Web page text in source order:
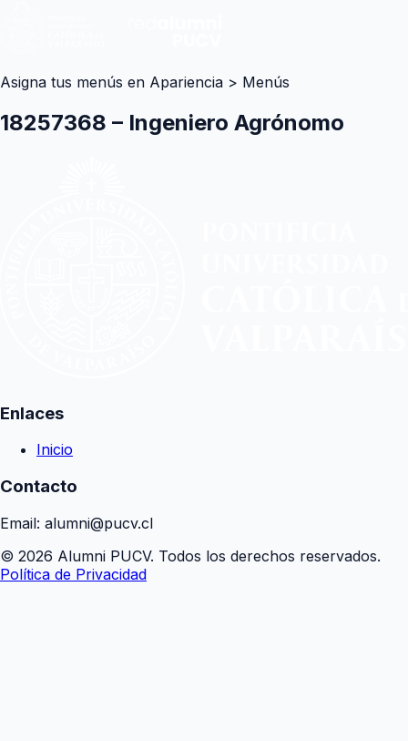
Asigna tus menús en Apariencia > Menús
18257368 – Ingeniero Agrónomo
Enlaces
Inicio
Contacto
Email: alumni@pucv.cl
© 2026 Alumni PUCV. Todos los derechos reservados.
Política de Privacidad